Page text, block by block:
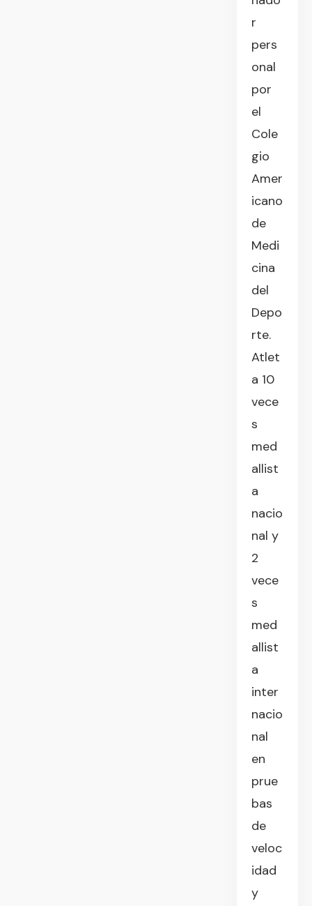
r
pers
onal
por
el
Cole
gio
Amer
icano
de
Medi
cina
del
Depo
rte.
Atlet
a 10
vece
s
med
allist
a
nacio
nal y
2
vece
s
med
allist
a
inter
nacio
nal
en
prue
bas
de
veloc
idad
y